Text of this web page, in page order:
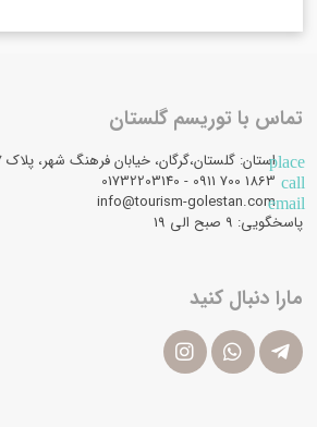
تماس با توریسم گلستان
placeاستان: گلستان،گرگان، خیابان فرهنگ شهر، پلاک 17، طبقه: همکف،
call
email
info@tourism-golestan.com
پاسخگویی: ۹ صبح الی 19
مارا دنبال کنید